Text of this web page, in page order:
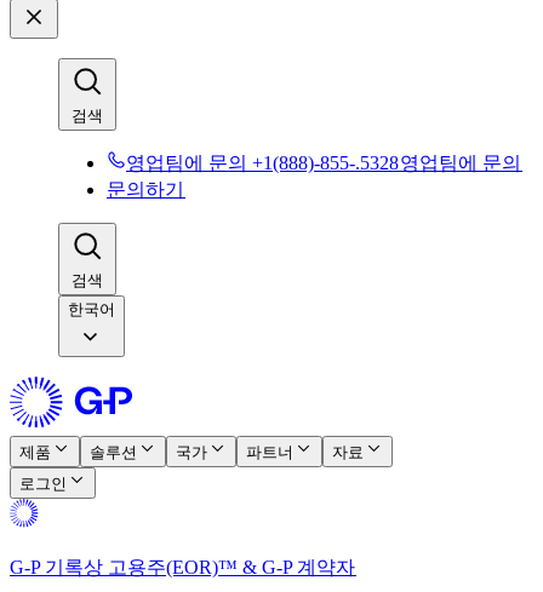
검색​​
영업팀에 문의 +1(888)-855-.5328​​영업팀에 문의​​
문의하기​​
검색​​
한국어
제품​​ 솔루션​​ 국가​​ 파트너​​
자료​​
로그인​​
G-P 기록상 고용주(EOR)™ & G-P 계약자​​